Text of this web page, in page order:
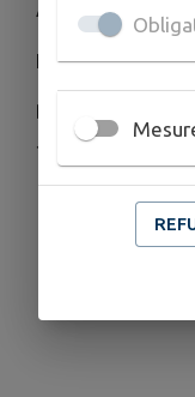
Au programme
Feux d artifices
Buvette,
Jeux anciens